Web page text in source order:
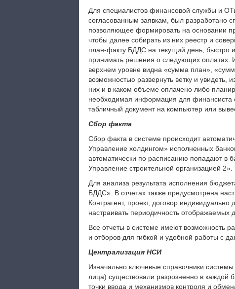
Для специалистов финансовой службы и
согласованным заявкам, был разработано
позволяющее формировать на основании
чтобы далее собирать из них реестр и
план-факту БДДС на текущий день, быстро
принимать решения о следующих оплатах.
верхнем уровне видна «сумма план»,
возможностью развернуть ветку и увидеть,
них и в каком объеме оплачено либо
необходимая информация для финансиста
табличный документ на компьютер или
Сбор факта
Сбор факта в системе происходит
Управление холдингом» исполненных
автоматически по расписанию попадают в
Управление строительной организацией 2».
Для анализа результата исполнения
БДДС». В отчетах также предусмотрена
Контрагент, проект, договор
настраивать периодичность отображаемых
Все отчеты в системе имеют возможность
и отборов для гибкой и удобной работы с
Централизация НСИ
Изначально ключевые справочники
лица) существовали разрозненно в каждой
точки ввода и механизмов контроля и